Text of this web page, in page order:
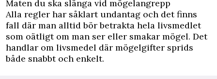
Maten du ska slänga vid mögelangrepp
Alla regler har såklart undantag och det finns
fall där man alltid bör betrakta hela livsmedlet
som oätligt om man ser eller smakar mögel. Det
handlar om livsmedel där mögelgifter sprids
både snabbt och enkelt.